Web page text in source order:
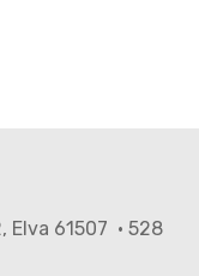
Elva 61507 · 528